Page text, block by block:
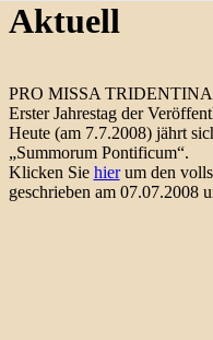
Aktuell
PRO MISSA
Erster Jahrestag der
Heute (am 7.7.2008) jährt
„Summorum Pontificum“.
Klicken Sie hierum den
geschrieben am 07.07.2008